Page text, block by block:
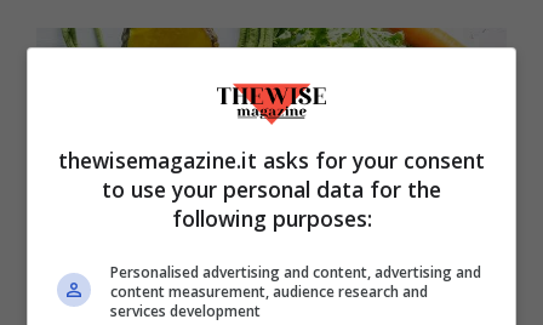
thewisemagazine.it asks for your consent
to use your personal data for the
following purposes:
Personalised advertising and content, advertising and
content measurement, audience research and
services development